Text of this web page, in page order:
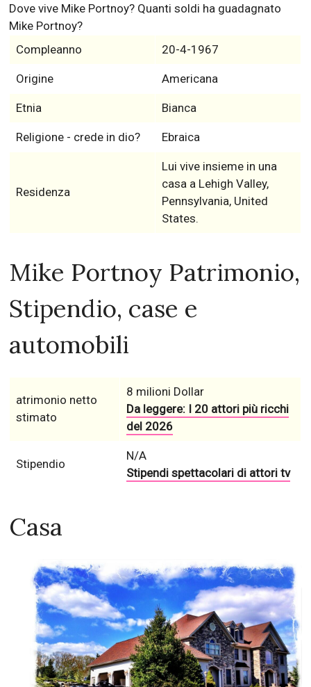
Dove vive Mike Portnoy? Quanti soldi ha guadagnato
Mike Portnoy?
Compleanno
20-4-1967
Origine Americana
Etnia Bianca
Religione - crede in dio? Ebraica
Residenza
Lui vive insieme in una
casa a Lehigh Valley,
Pennsylvania, United
States.
Mike Portnoy Patrimonio,
Stipendio, case e
automobili
atrimonio netto
stimato
8 milioni Dollar
Da leggere: I 20 attori più ricchi
del 2026
Stipendio
N/A
Stipendi spettacolari di attori tv
Casa